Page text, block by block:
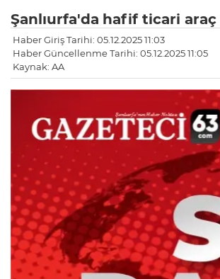
Şanlıurfa'da hafif ticari araç
Haber Giriş Tarihi: 05.12.2025 11:03
Haber Güncellenme Tarihi: 05.12.2025 11:05
Kaynak: AA